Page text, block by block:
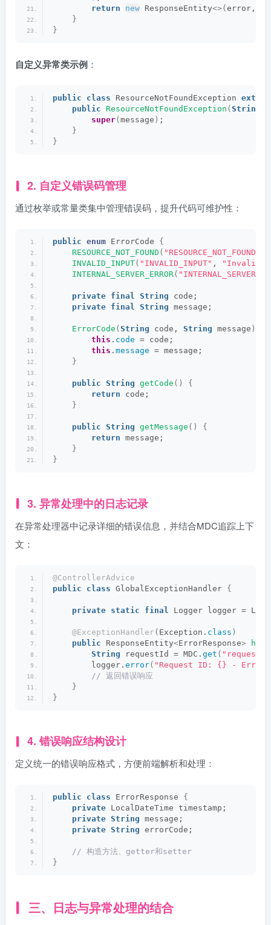
return
new ResponseEntity<>( error,
}
}
自定义异常类示例 ：
public class ResourceNotFoundException
public
ResourceNotFoundException ( String
super( message ) ;
}
}
2. 自定义错误码管理
通过枚举或常量类集中管理错误码，提升代码可维护性：
public enum ErrorCode {
RESOURCE_NOT_FOUND ( "RESOURCE_NOT_FOUND"
INVALID_INPUT( "INVALID_INPUT" ,
"Invalid
INTERNAL_SERVER_ERROR(
private final String code;
private final String message;
ErrorCode ( String code, String message )
this . code = code;
this . message = message;
}
public String getCode ()
{
return code;
}
public String getMessage ()
{
return message;
}
}
3. 异常处理中的日志记录
在异常处理器中记录详细的错误信息，并结合MDC追踪上下
文：
@ControllerAdvice
public
class GlobalExceptionHandler {
private static final Logger logger =
@ExceptionHandler( Exception. class )
public ResponseEntity<ErrorResponse>
String requestId = MDC. get (
        logger.
error( "Request ID: {} - Error
// 返回错误响应
}
}
4. 错误响应结构设计
定义统一的错误响应格式，方便前端解析和处理：
public class ErrorResponse {
private LocalDateTime timestamp;
private String message;
private String errorCode;
// 构造方法、getter和setter
}
三、日志与异常处理的结合